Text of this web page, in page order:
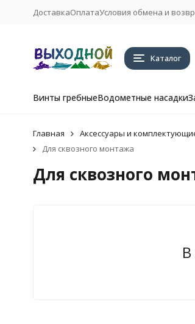
ДоставкаОплатаУсловия обмена и
Каталог
Винты гребныеВодометные насадки
Главная Аксессуары и
Для сквозного монтажа
Для сквозного